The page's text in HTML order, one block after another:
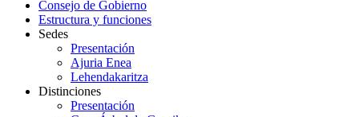
Consejo de Gobierno
Estructura y funciones
Sedes
Presentación
Ajuria Enea
Lehendakaritza
Distinciones
Presentación